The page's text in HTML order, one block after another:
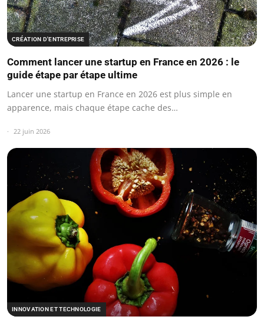
CRÉATION D'ENTREPRISE
Comment lancer une startup en France en 2026 : le
guide étape par étape ultime
Lancer une startup en France en 2026 est plus simple en
apparence, mais chaque étape cache des…
22 juin 2026
INNOVATION ET TECHNOLOGIE